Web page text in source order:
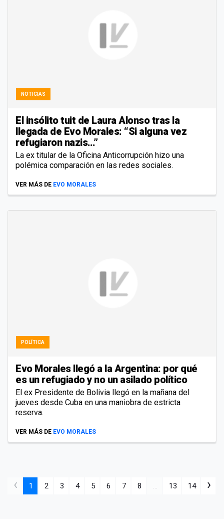
NOTICIAS
El insólito tuit de Laura Alonso tras la
llegada de Evo Morales: “Si alguna vez
refugiaron nazis…”
La ex titular de la Oficina Anticorrupción hizo una
polémica comparación en las redes sociales.
VER MÁS DE EVO MORALES
POLÍTICA
Evo Morales llegó a la Argentina: por qué
es un refugiado y no un asilado político
El ex Presidente de Bolivia llegó en la mañana del
jueves desde Cuba en una maniobra de estricta
reserva.
VER MÁS DE EVO MORALES
‹ 1 2 3 4 5 6 7 8 ... 13 14 ›